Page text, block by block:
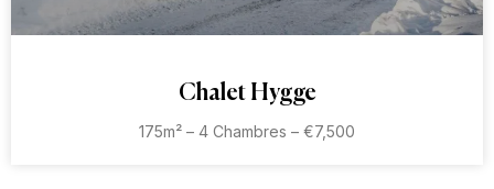
Chalet Hygge
175m² – 4 Chambres – €7,500